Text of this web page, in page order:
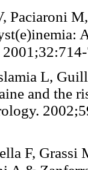
Paciaroni
L,
and the
F,